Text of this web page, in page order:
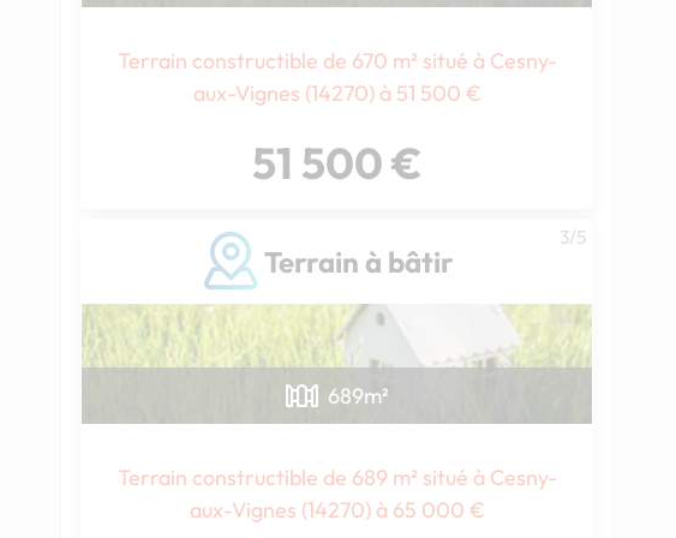
Chargement...
Terrain constructible de 670 m² situé à Cesny-
aux-Vignes (14270) à 51 500 €
51 500 €
Terrain à bâtir
3/5
689m²
Terrain constructible de 689 m² situé à Cesny-
aux-Vignes (14270) à 65 000 €